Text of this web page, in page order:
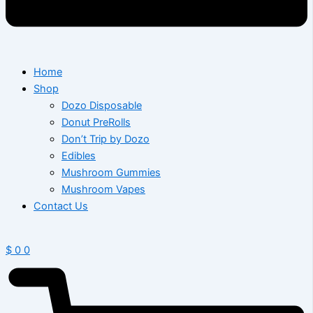
Home
Shop
Dozo Disposable
Donut PreRolls
Don’t Trip by Dozo
Edibles
Mushroom Gummies
Mushroom Vapes
Contact Us
$ 0 0